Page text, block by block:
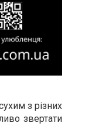
з різних
звертати